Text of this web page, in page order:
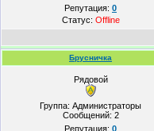
Репутация: 0
Статус: Offline
Брусничка
Рядовой
Группа: Администраторы
Сообщений: 2
Репутация: 0